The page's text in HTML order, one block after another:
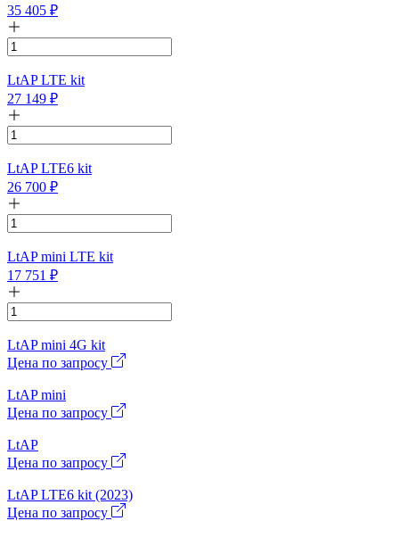
35 405 ₽
LtAP LTE kit
27 149 ₽
LtAP LTE6 kit
26 700 ₽
LtAP mini LTE kit
17 751 ₽
LtAP mini 4G kit
Цена по запросу
LtAP mini
Цена по запросу
LtAP
Цена по запросу
LtAP LTE6 kit (2023)
Цена по запросу